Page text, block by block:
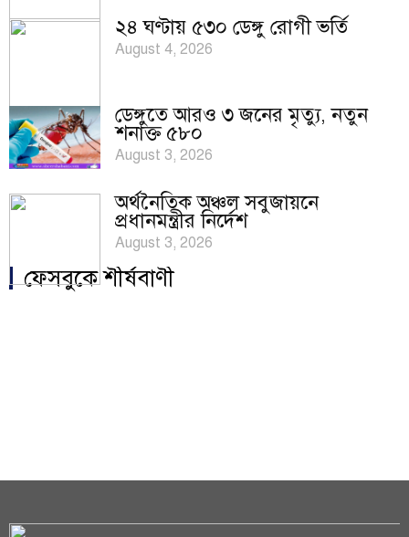
২৪ ঘণ্টায় ৫৩০ ডেঙ্গু রোগী ভর্তি
August 4, 2026
ডেঙ্গুতে আরও ৩ জনের মৃত্যু, নতুন
শনাক্ত ৫৮০
August 3, 2026
অর্থনৈতিক অঞ্চল সবুজায়নে
প্রধানমন্ত্রীর নির্দেশ
August 3, 2026
ফেসবুকে শীর্ষবাণী